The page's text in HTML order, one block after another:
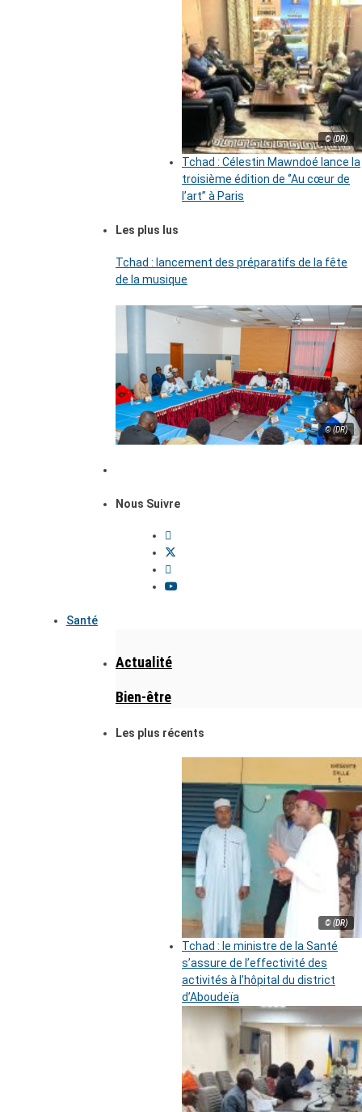
© (DR)
Tchad : Célestin Mawndoé lance la
troisième édition de ‘’Au cœur de
l’art’’ à Paris
Les plus lus
Tchad : lancement des préparatifs de la fête
de la musique
© (DR)
Nous Suivre
Santé
Actualité
Bien-être
Les plus récents
© (DR)
Tchad : le ministre de la Santé
s’assure de l’effectivité des
activités à l’hôpital du district
d’Aboudeïa